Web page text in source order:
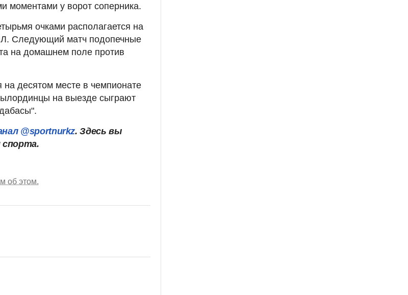
моментами у ворот соперника.
очками располагается на
Следующий матч подопечные
на домашнем поле против
десятом месте в чемпионате
на выезде сыграют
@sportnurkz. Здесь вы
спорта.
об этом.